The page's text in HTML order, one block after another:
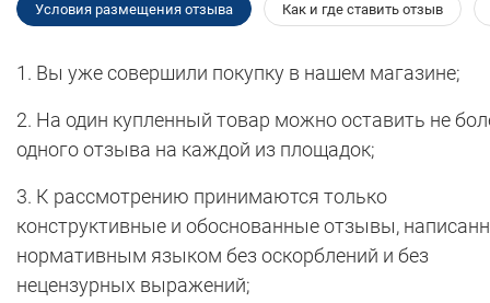
Условия размещения отзыва Как и где ставить отзыв
1. Вы уже совершили покупку в нашем магазине;
2. На один купленный товар можно оставить не
одного отзыва на каждой из площадок;
3. К рассмотрению принимаются только
конструктивные и обоснованные отзывы,
нормативным языком без оскорблений и без
нецензурных выражений;